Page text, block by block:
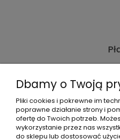
Dbamy o Twoją
Pliki cookies i pokrewne im
poprawne działanie strony i
ofertę do Twoich potrzeb.
wykorzystanie przez nas
do sklepu lub dostosować